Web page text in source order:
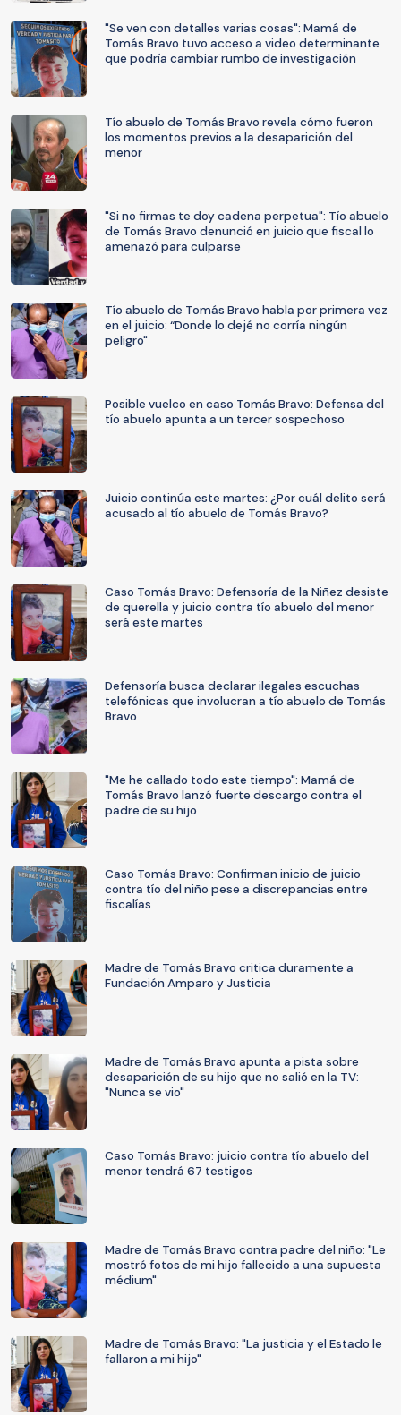
"Se ven con detalles varias cosas": Mamá de
Tomás Bravo tuvo acceso a video determinante
que podría cambiar rumbo de investigación
Tío abuelo de Tomás Bravo revela cómo fueron
los momentos previos a la desaparición del
menor
"Si no firmas te doy cadena perpetua": Tío abuelo
de Tomás Bravo denunció en juicio que fiscal lo
amenazó para culparse
Tío abuelo de Tomás Bravo habla por primera vez
en el juicio: “Donde lo dejé no corría ningún
peligro"
Posible vuelco en caso Tomás Bravo: Defensa del
tío abuelo apunta a un tercer sospechoso
Juicio continúa este martes: ¿Por cuál delito será
acusado al tío abuelo de Tomás Bravo?
Caso Tomás Bravo: Defensoría de la Niñez desiste
de querella y juicio contra tío abuelo del menor
será este martes
Defensoría busca declarar ilegales escuchas
telefónicas que involucran a tío abuelo de Tomás
Bravo
"Me he callado todo este tiempo": Mamá de
Tomás Bravo lanzó fuerte descargo contra el
padre de su hijo
Caso Tomás Bravo: Confirman inicio de juicio
contra tío del niño pese a discrepancias entre
fiscalías
Madre de Tomás Bravo critica duramente a
Fundación Amparo y Justicia
Madre de Tomás Bravo apunta a pista sobre
desaparición de su hijo que no salió en la TV:
"Nunca se vio"
Caso Tomás Bravo: juicio contra tío abuelo del
menor tendrá 67 testigos
Madre de Tomás Bravo contra padre del niño: "Le
mostró fotos de mi hijo fallecido a una supuesta
médium"
Madre de Tomás Bravo: "La justicia y el Estado le
fallaron a mi hijo"